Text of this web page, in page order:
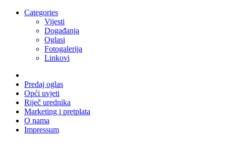
Categories
Vijesti
Događanja
Oglasi
Fotogalerija
Linkovi
Predaj oglas
Opći uvjeti
Riječ urednika
Marketing i pretplata
O nama
Impressum